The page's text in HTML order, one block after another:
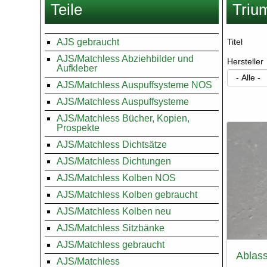
hier
Titel
Hersteller
Teile
AJS gebraucht
AJS/Matchless Abziehbilder und
Aufkleber
AJS/Matchless Auspuffsysteme NOS
AJS/Matchless Auspuffsysteme
AJS/Matchless Bücher, Kopien,
Prospekte
AJS/Matchless Dichtsätze
AJS/Matchless Dichtungen
AJS/Matchless Kolben NOS
AJS/Matchless Kolben gebraucht
AJS/Matchless Kolben neu
AJS/Matchless Sitzbänke
AJS/Matchless gebraucht
AJS/Matchless